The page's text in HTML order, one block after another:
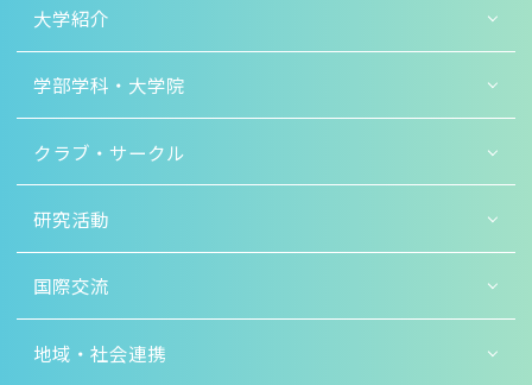
大学紹介
学部学科・大学院
クラブ・サークル
研究活動
国際交流
地域・社会連携